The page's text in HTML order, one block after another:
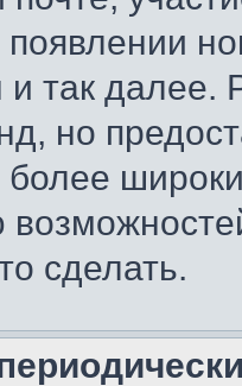
так далее.
но
более
сделать.